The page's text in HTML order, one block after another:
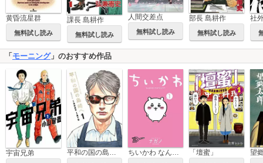
黄昏流星群
無料試し読み
課長 島耕作
無料試し読み
人間交差点
無料試し読み
部長 島耕作
無料試し読み
「 モーニング」のおすすめ作品
宇宙兄弟 平和の国の島崎へ ちいかわ なんか小さくてかわいいやつ 「壇蜜」 望